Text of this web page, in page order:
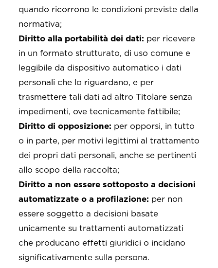
quando ricorrono le condizioni previste dalla
normativa;
Diritto alla portabilità dei dati: per ricevere
in un formato strutturato, di uso comune e
leggibile da dispositivo automatico i dati
personali che lo riguardano, e per
trasmettere tali dati ad altro Titolare senza
impedimenti, ove tecnicamente fattibile;
Diritto di opposizione: per opporsi, in tutto
o in parte, per motivi legittimi al trattamento
dei propri dati personali, anche se pertinenti
allo scopo della raccolta;
Diritto a non essere sottoposto a decisioni
automatizzate o a profilazione: per non
essere soggetto a decisioni basate
unicamente su trattamenti automatizzati
che producano effetti giuridici o incidano
significativamente sulla persona.